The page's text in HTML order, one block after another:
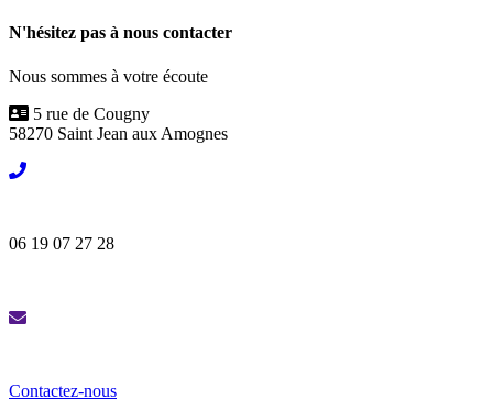
N'hésitez pas à nous contacter
Nous sommes à votre écoute
5 rue de Cougny
58270 Saint Jean aux Amognes
06 19 07 27 28
Contactez-nous